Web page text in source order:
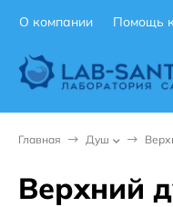
О компании Помощь
Главная Душ
Верхний